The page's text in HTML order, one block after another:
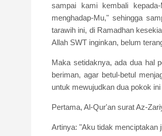
sampai kami kembali
menghadap-Mu," sehingga
tarawih ini, di Ramadhan
Allah SWT inginkan, belum
Maka setidaknya, ada dua hal
beriman, agar betul-betul
untuk mewujudkan dua pokok
Pertama, Al-Qur'an surat Az-
Artinya: "Aku tidak menciptakan